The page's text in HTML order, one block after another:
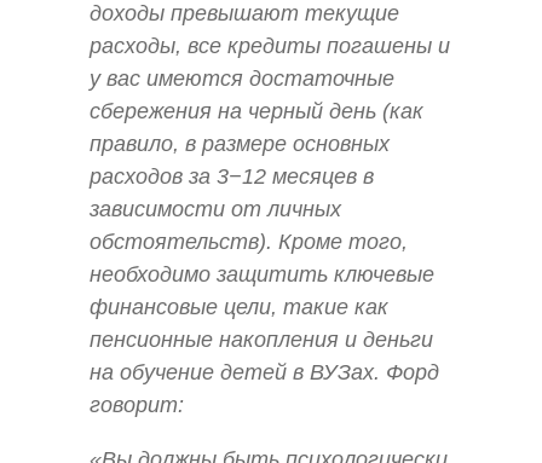
доходы превышают текущие
расходы, все кредиты погашены и
у вас имеются достаточные
сбережения на черный день (как
правило, в размере основных
расходов за 3−12 месяцев в
зависимости от личных
обстоятельств). Кроме того,
необходимо защитить ключевые
финансовые цели, такие как
пенсионные накопления и деньги
на обучение детей в ВУЗах. Форд
говорит: